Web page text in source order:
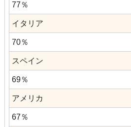
77％
イタリア
70％
スペイン
69％
アメリカ
67％